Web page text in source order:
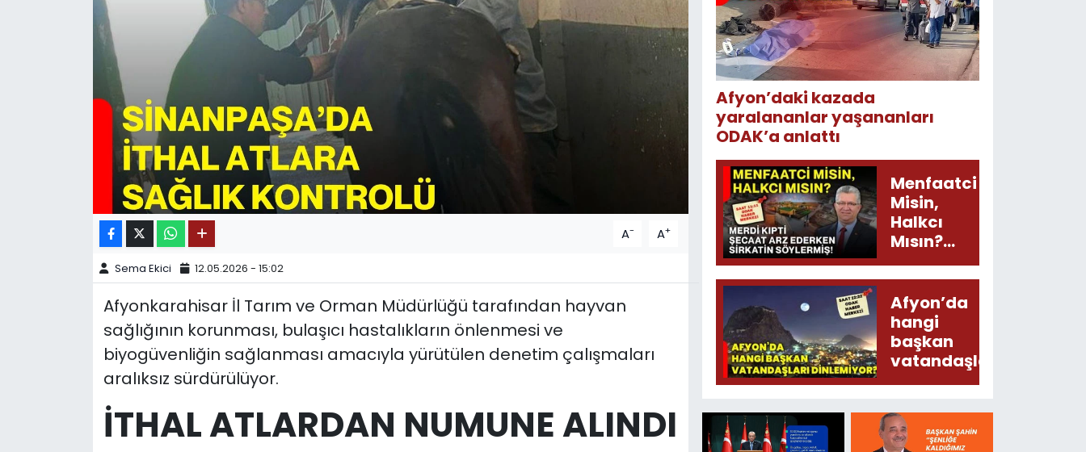
A- A+
Sema Ekici 12.05.2026 - 15:02
Afyonkarahisar İl Tarım ve Orman Müdürlüğü tarafından hayvan
sağlığının korunması, bulaşıcı hastalıkların önlenmesi ve
biyogüvenliğin sağlanması amacıyla yürütülen denetim çalışmaları
aralıksız sürdürülüyor.
İTHAL ATLARDAN NUMUNE ALINDI
Afyon’daki kazada
yaralananlar yaşananları
ODAK’a anlattı
Menfaatci
Misin,
Halkcı
Mısın?
Merdi
Kıpti
Şecaat
Arz
Ederken
Sirkatin
Söylermiş!
Afyon’da
hangi
başkan
vatandaşları
dinlemiyor?
11:11 MANŞET